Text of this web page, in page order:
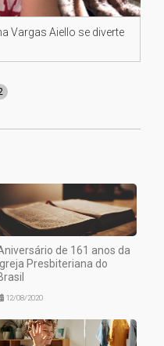
Vargas Aiello se diverte
de 161 anos da
Presbiteriana do
12/08/2020